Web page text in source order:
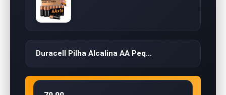
Duracell Pilha Alcalina AA Peq…